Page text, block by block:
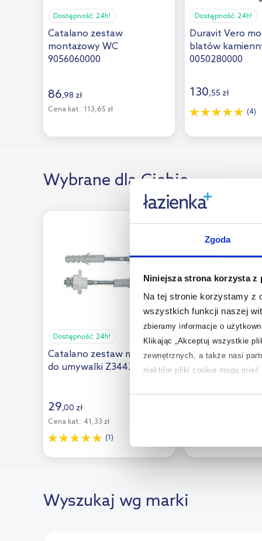
Zgoda
Niniejsza strona korzysta z
Na tej stronie korzystamy z
wszystkich funkcji naszej
zbieramy informacje o
Klikając „Akceptuj wszystkie
zewnętrznych, a także nasi
niektóre pliki cookie mogą mieć
na temat plików cookie i tego,
Laufen
McAlpine
Meissen Keramik
Roca
Schell (2)
Viega (1)
(22)
Wkręt-Met Klimas (3)
Dostępność: 24h!
Catalano zestaw
montażowy WC
9056060000
86,98 zł
Cena kat.: 113,65 zł
Dostępność: 24h!
Duravit Vero
blatów
0050280000
130,55 zł
(4)
Wybrane dla Ciebie
Dostępność: 24h!
Catalano zestaw mocujący
do umywalki Z3442
29,00 zł
Cena kat.: 41,33 zł
(1)
Dostępność:24h!
Wkręt-Met
śrub do
12x100
Wyszukaj wg marki